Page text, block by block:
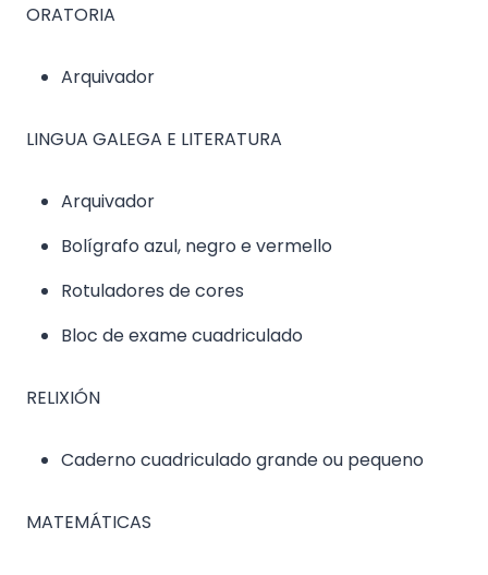
ORATORIA
Arquivador
LINGUA GALEGA E LITERATURA
Arquivador
Bolígrafo azul, negro e vermello
Rotuladores de cores
Bloc de exame cuadriculado
RELIXIÓN
Caderno cuadriculado grande ou pequeno
MATEMÁTICAS